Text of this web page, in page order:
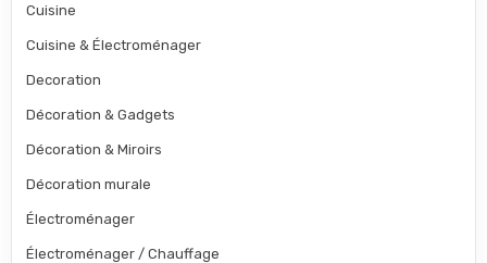
Cuisine
Cuisine & Électroménager
Decoration
Décoration & Gadgets
Décoration & Miroirs
Décoration murale
Électroménager
Électroménager / Chauffage